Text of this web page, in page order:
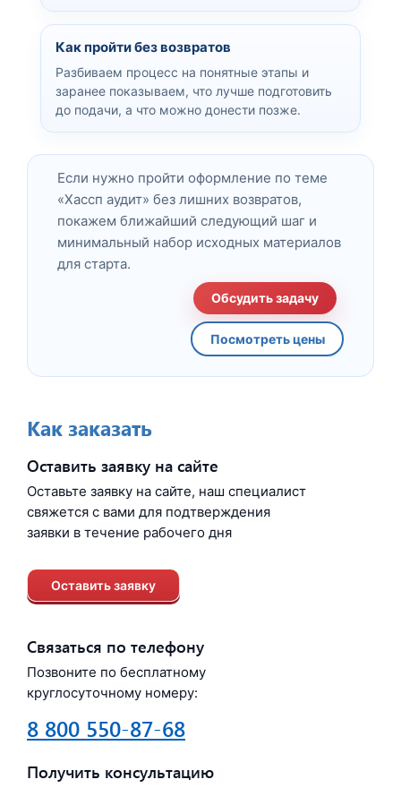
Как пройти без возвратов
Разбиваем процесс на понятные этапы и
заранее показываем, что лучше подготовить
до подачи, а что можно донести позже.
Если нужно пройти оформление по теме
«Хассп аудит» без лишних возвратов,
покажем ближайший следующий шаг и
минимальный набор исходных материалов
для старта.
Обсудить задачу
Посмотреть цены
Как заказать
Оставить заявку на сайте
Оставьте заявку на сайте, наш специалист
свяжется с вами для подтверждения
заявки в течение рабочего дня
Оставить заявку
Связаться по телефону
Позвоните по бесплатному
круглосуточному номеру:
8 800 550-87-68
Получить консультацию